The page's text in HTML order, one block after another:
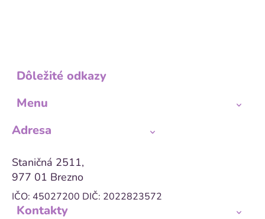
Dôležité odkazy
Menu
Adresa
Staničná 2511,
977 01 Brezno
IČO: 45027200 DIČ: 2022823572
Kontakty